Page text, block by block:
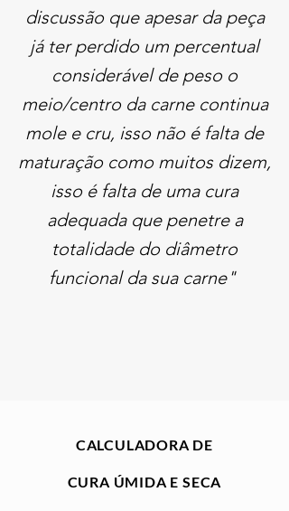
discussão que apesar da peça
já ter perdido um percentual
considerável de peso o
meio/centro da carne continua
mole e cru, isso não é falta de
maturação como muitos dizem,
isso é falta de uma cura
adequada que penetre a
totalidade do diâmetro
funcional da sua carne"
CALCULADORA DE
CURA ÚMIDA E SECA